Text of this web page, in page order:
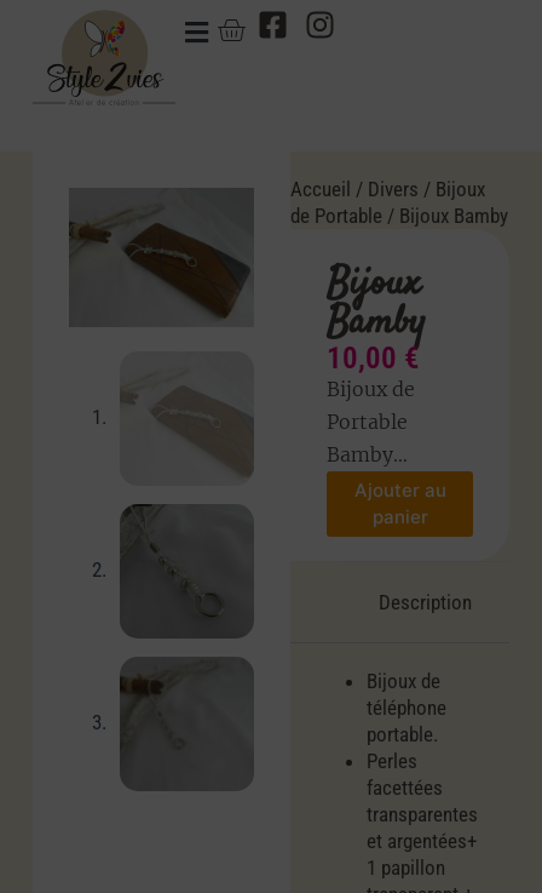
Accueil / Divers / Bijoux
de Portable / Bijoux Bamby
Bijoux
Bamby
10,00 €
Bijoux de
Portable
Bamby…
Ajouter au
panier
Description
Bijoux de
téléphone
portable.
Perles
facettées
transparentes
et argentées+
1 papillon